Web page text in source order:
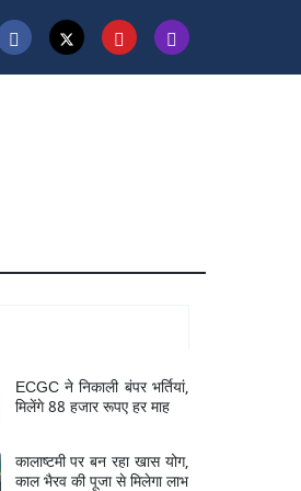
ECGC ने निकाली बंपर भर्तियां,
मिलेंगे 88 हजार रूपए हर माह
कालाष्टमी पर बन रहा खास योग,
काल भैरव की पूजा से मिलेगा लाभ